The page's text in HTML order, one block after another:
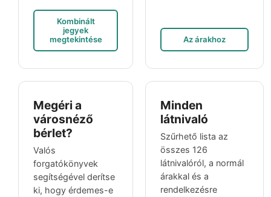
Kombinált
jegyek
megtekintése
Az árakhoz
Megéri a
városnéző
bérlet?
Valós
forgatókönyvek
segítségével derítse
ki, hogy érdemes-e
Minden
látnivaló
Szűrhető lista az
összes 126
látnivalóról, a normál
árakkal és a
rendelkezésre